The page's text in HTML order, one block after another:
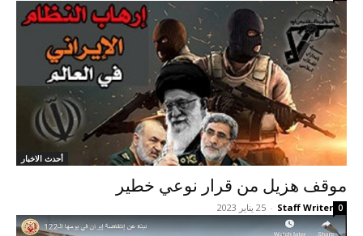
أحدث الاخبار
موقف هزيل من قرار نوعي خطير
Staff Writer
- 25 يناير 2023 0